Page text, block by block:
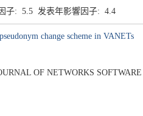
子: 5.5 发表年影響因子: 4.4
change scheme in VANETs
OF NETWORKS